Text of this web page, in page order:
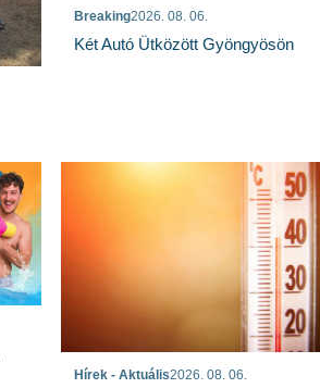
Breaking2026. 08. 06.
Két Autó Ütközött Gyöngyösön
Hírek - Aktuális2026. 08. 06.